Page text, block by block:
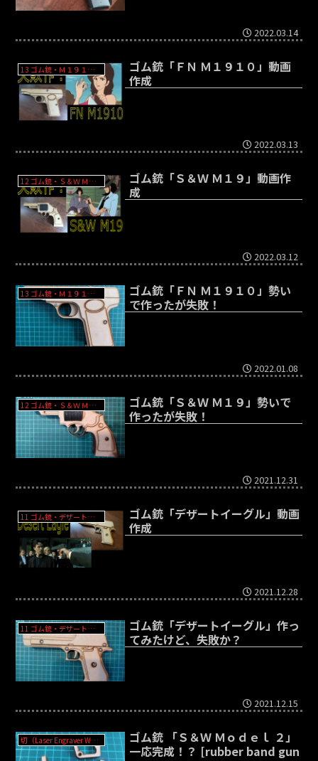
2022.03.14
13 ゴム銃・Ｍ１９１０（峰不二子）- FN Browning M1910
ゴム銃「ＦＮ Ｍ１９１０」動画
作成
2022.03.13
12 ゴム銃・Ｓ＆Ｗ Ｍ１９（次元大介）- S&W M19
ゴム銃「Ｓ＆Ｗ Ｍ１９」動画作
成
2022.03.12
13 ゴム銃・Ｍ１９１０（峰不二子）- FN Browning M1910
ゴム銃「ＦＮ Ｍ１９１０」勢い
で作ったが失敗！
2022.01.08
12 ゴム銃・Ｓ＆Ｗ Ｍ１９（次元大介）- S&W M19
ゴム銃「Ｓ＆Ｗ Ｍ１９」勢いで
作ったが失敗！
2021.12.31
11 ゴム銃・デザートイーグルＢＢＢ（バチコンブローバック）- Desert Eagle
ゴム銃「デザートイーグル」動画
作成
2021.12.28
11 ゴム銃・デザートイーグルＢＢＢ（バチコンブローバック）- Desert Eagle
ゴム銃「デザートイーグル」作っ
てみたけど、失敗か？
2021.12.15
切（Laser Engraver WER-3020?）
ゴム銃 「Ｓ＆Ｗ Ｍｏｄｅｌ ２」
一応完成！？ [rubber band gun